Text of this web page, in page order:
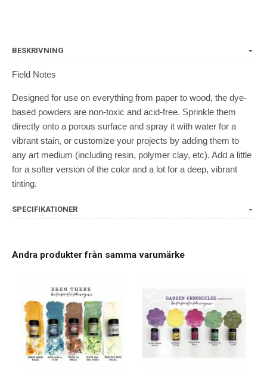
BESKRIVNING
Field Notes
Designed for use on everything from paper to wood, the dye-
based powders are non-toxic and acid-free. Sprinkle them
directly onto a porous surface and spray it with water for a
vibrant stain, or customize your projects by adding them to
any art medium (including resin, polymer clay, etc). Add a little
for a softer version of the color and a lot for a deep, vibrant
tinting.
SPECIFIKATIONER
Andra produkter från samma varumärke